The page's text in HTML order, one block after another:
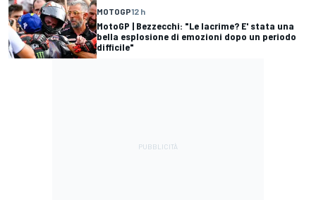
MOTOGP12 h
MotoGP | Bezzecchi: "Le lacrime? E' stata una
bella esplosione di emozioni dopo un periodo
difficile"